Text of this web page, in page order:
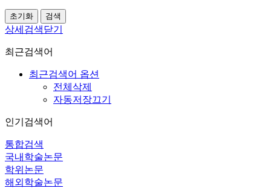
상세검색닫기
최근검색어
최근검색어 옵션
전체삭제
자동저장끄기
인기검색어
통합검색
국내학술논문
학위논문
해외학술논문